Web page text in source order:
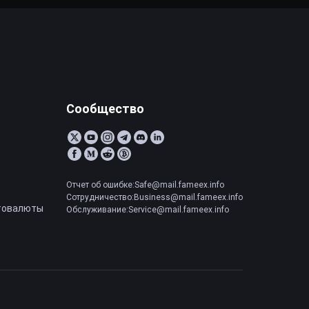
Сообщество
Отчет об ошибке:Safe@mail.fameex.info
Сотрудничество:Business@mail.fameex.info
Обслуживание:Service@mail.fameex.info